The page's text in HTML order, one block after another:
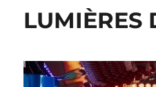
LUMIÈRES